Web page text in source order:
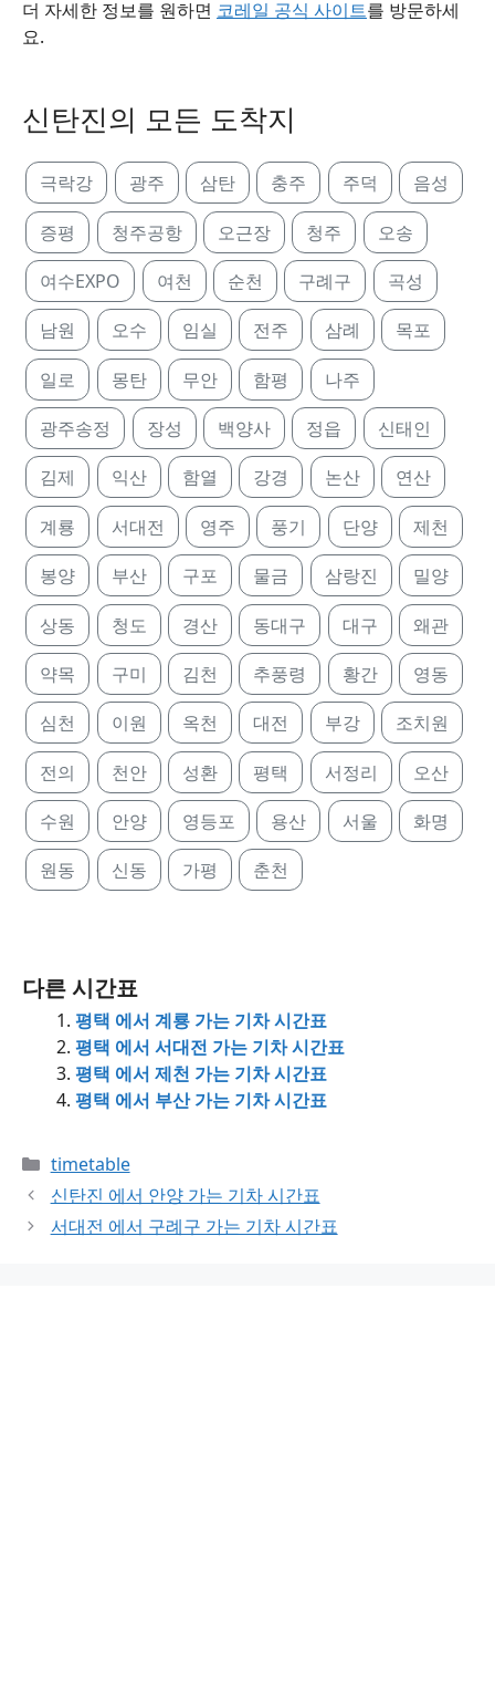
더 자세한 정보를 원하면 코레일 공식 사이트를 방문하세
요.
신탄진의 모든 도착지
극락강 광주 삼탄 충주 주덕 음성
증평 청주공항 오근장 청주 오송
여수EXPO 여천 순천 구례구 곡성
남원 오수 임실 전주 삼례 목포
일로 몽탄 무안 함평 나주
광주송정 장성 백양사 정읍 신태인
김제 익산 함열 강경 논산 연산
계룡 서대전 영주 풍기 단양 제천
봉양 부산 구포 물금 삼랑진 밀양
상동 청도 경산 동대구 대구 왜관
약목 구미 김천 추풍령 황간 영동
심천 이원 옥천 대전 부강 조치원
전의 천안 성환 평택 서정리 오산
수원 안양 영등포 용산 서울 화명
원동 신동 가평 춘천
다른 시간표
평택 에서 계룡 가는 기차 시간표
평택 에서 서대전 가는 기차 시간표
평택 에서 제천 가는 기차 시간표
평택 에서 부산 가는 기차 시간표
Categories
timetable
신탄진 에서 안양 가는 기차 시간표
서대전 에서 구례구 가는 기차 시간표